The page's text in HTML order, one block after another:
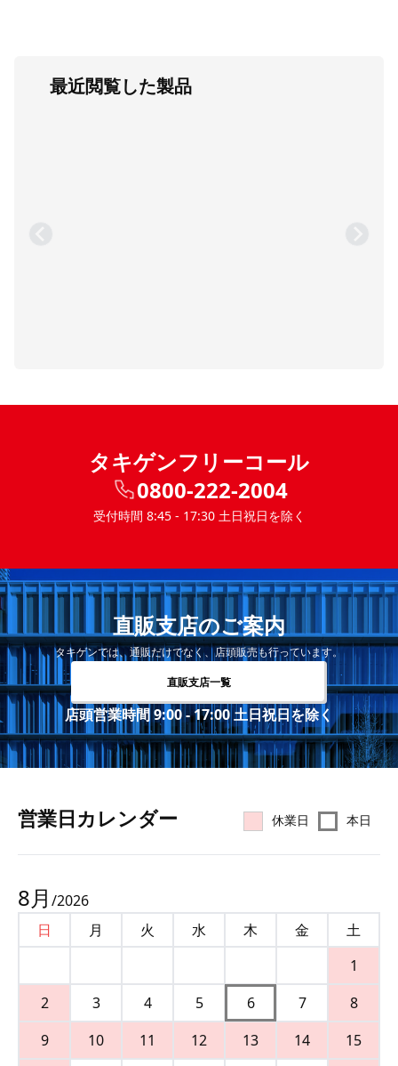
最近閲覧した製品
タキゲンフリーコール
0800-222-2004
受付時間 8:45 - 17:30 土日祝日を除く
直販支店のご案内
タキゲンでは、通販だけでなく、店頭販売も行っています。
直販支店一覧
店頭営業時間 9:00 - 17:00 土日祝日を除く
営業⽇カレンダー 休業日 本日
8月 /2026
日
月 火 水 木 金
土
1
2
3 4 5 6 7
8
9
10 11 12 13 14
15